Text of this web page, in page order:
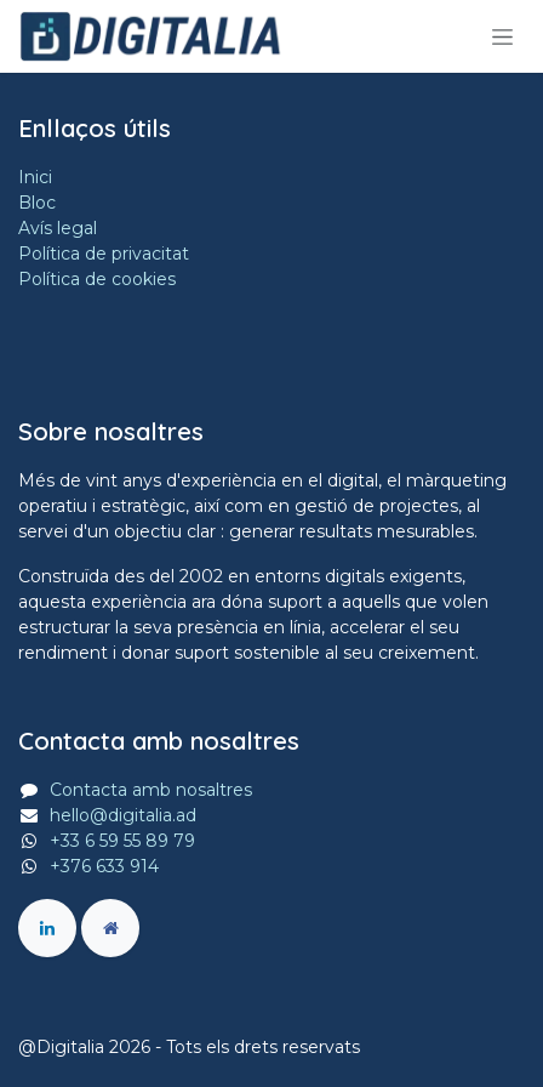
Skip to Content
Enllaços útils
Inici
Bloc
Avís legal
Política de privacitat
Política de cookies
Sobre nosaltres
Més de vint anys d'experiència en el digital, el màrqueting
operatiu i estratègic, així com en gestió de projectes, al
servei d'un objectiu clar : generar resultats mesurables.
Construïda des del 2002 en entorns digitals exigents,
aquesta experiència ara dóna suport a aquells que volen
estructurar la seva presència en línia, accelerar el seu
rendiment i donar suport sostenible al seu creixement.
Contacta amb nosaltres
Contacta amb nosaltres
hello@digitalia.ad
+33 6 59 55 89 79
+376 633 914
@Digitalia 2026 - Tots els drets reservats